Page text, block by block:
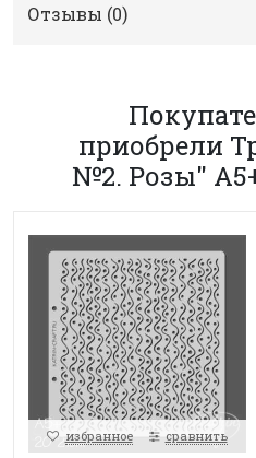
Отзывы (0)
приобрели
№2. Розы"
избранное сравнить